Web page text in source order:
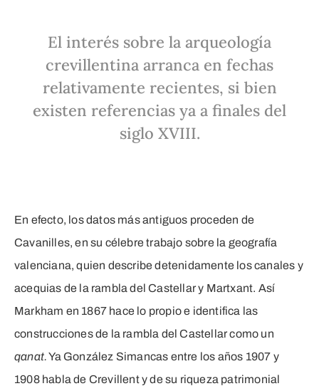
El interés sobre la arqueología
crevillentina arranca en fechas
relativamente recientes, si bien
existen referencias ya a finales del
siglo XVIII.
En efecto, los datos más antiguos proceden de
Cavanilles, en su célebre trabajo sobre la geografía
valenciana, quien describe detenidamente los canales y
acequias de la rambla del Castellar y Martxant. Así
Markham en 1867 hace lo propio e identifica las
construcciones de la rambla del Castellar como un
qanat.Ya González Simancas entre los años 1907 y
1908 habla de Crevillent y de su riqueza patrimonial